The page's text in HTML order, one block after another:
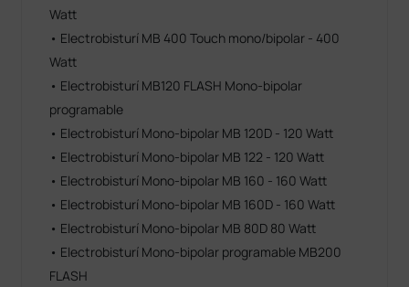
Watt
• Electrobisturí MB 400 Touch mono/bipolar - 400
Watt
• Electrobisturí MB120 FLASH Mono-bipolar
programable
• Electrobisturí Mono-bipolar MB 120D - 120 Watt
• Electrobisturí Mono-bipolar MB 122 - 120 Watt
• Electrobisturí Mono-bipolar MB 160 - 160 Watt
• Electrobisturí Mono-bipolar MB 160D - 160 Watt
• Electrobisturí Mono-bipolar MB 80D 80 Watt
• Electrobisturí Mono-bipolar programable MB200
FLASH